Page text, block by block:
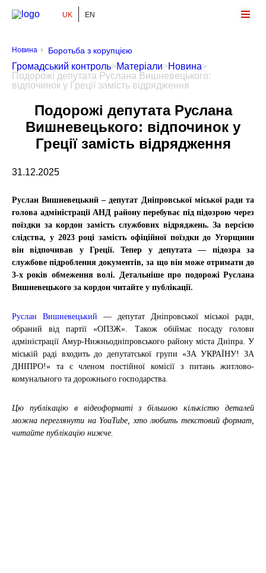
Громадський Контроль
UK EN
Новина Боротьба з корупцією
Громадський контроль>Матеріали>Новина>
Подорожі депутата Руслана Вишневецького:
відпочинок у Греції замість відрядження
Подорожі депутата Руслана
Вишневецького: відпочинок у
Греції замість відрядження
31.12.2025
Руслан Вишневецький – депутат Дніпровської міської ради та
голова адміністрації АНД району перебуває під підозрою через
поїздки за кордон замість службових відряджень. За версією
слідства, у2023 році замість офіційної поїздки до Угорщини
він відпочивав у Греції. Тепер у депутата — підозра за
службове підроблення документів, за що він може отримати до
3-х років обмеження волі. Детальніше про подорожі Руслана
Вишневецького за кордон читайте у публікації.
Руслан Вишневецький — депутат Дніпровської міської ради,
обраний від партії «ОПЗЖ». Також обіймає посаду голови
адміністрації Амур-Нижньодніпровського району міста Дніпра. У
міській раді входить до депутатської групи «ЗА УКРАЇНУ! ЗА
ДНІПРО!» та є членом постійної комісії з питань житлово-
комунального та дорожнього господарства.
Цю публікацію в відеоформаті з більшою кількістю деталей
можна переглянути на YouTube, хто любить текстовий формат,
читайте публікацію нижче.